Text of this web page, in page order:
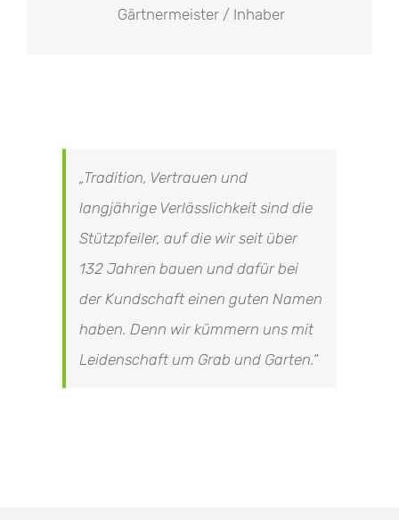
Gärtnermeister / Inhaber
„Tradition, Vertrauen und
langjährige Verlässlichkeit sind die
Stützpfeiler, auf die wir seit über
132 Jahren bauen und dafür bei
der Kundschaft einen guten Namen
haben. Denn wir kümmern uns mit
Leidenschaft um Grab und Garten.“